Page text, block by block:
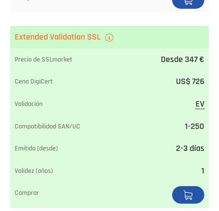
Extended Validation SSL
Desde 347 €
US$ 726
EV
1-250
2-3 días
1